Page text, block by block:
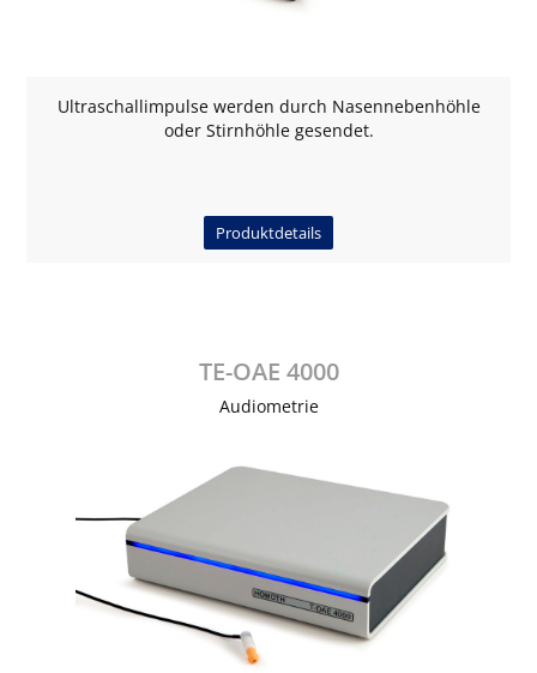
Ultraschallimpulse werden durch Nasennebenhöhle
oder Stirnhöhle gesendet.
Produktdetails
TE-OAE 4000
Audiometrie